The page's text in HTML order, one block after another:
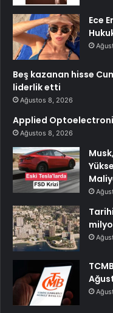
Ece
Beş kazanan hisse
liderlik etti
Ağustos 8, 2026
Applied
Ağustos 8, 2026